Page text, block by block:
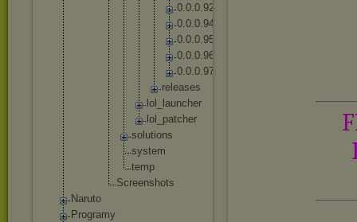
0.0.0.92
0.0.0.94
0.0.0.95
0.0.0.96
0.0.0.97
re eases
lo
launcher
lo
patc her
solutions
system
temp
Screenshots
Naruto
Programy